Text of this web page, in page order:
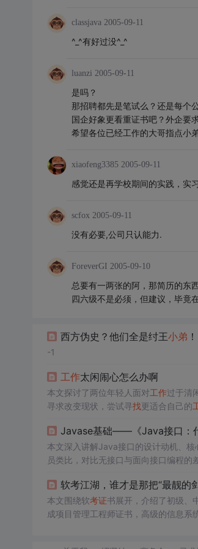
classjava 2005-09-11
^_^有好过没^_^
luanzi 2005-09-11
是吗？
那招聘都先是笔试么？还是每个
国企好象更看重证书吧？外企要
希望各位已经工作的大哥指点小
xiaofeng3385 2005-09-11
感觉还是再学校期间的实践，实
scfox 2005-09-11
没有必要,公司只认能力.
ForeverGI 2005-09-10
总要有一两张的阿，那简历的东
四六级不是必须，但建议，毕竟
西方伪史？他们全是纣王小弟 ！
-1
工作太闲闹心怎么办啊
本文探讨了两位年轻人面对工作过于清
寻求改变现状，尝试寻找更适合自己的
Javase基础——《Java接口：
本文深入讲解Java接口的设计动机、
员类比，对比无接口与面向接口编程
软考江湖，谁才是那把“最靓的
本文围绕软考证书展开，介绍了初级、
成项目管理工程师证书，高级的信息系